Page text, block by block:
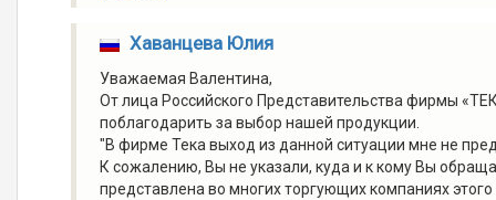
Хаванцева Юлия
Уважаемая Валентина,
От лица Российского Представительства фирмы
поблагодарить за выбор нашей продукции.
"В фирме Тека выход из данной ситуации мне не
К сожалению, Вы не указали, куда и к кому Вы
представлена во многих торгующих компаниях